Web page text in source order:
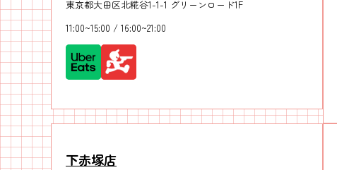
東京都大田区北糀谷1-1-1 グリーンロード1F
11:00~15:00 / 16:00~21:00
下赤塚店